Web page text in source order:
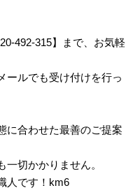
492-315】まで、お気軽
ールでも受け付けを行っ
に合わせた最善のご提案
切かかりません。
人です！km6